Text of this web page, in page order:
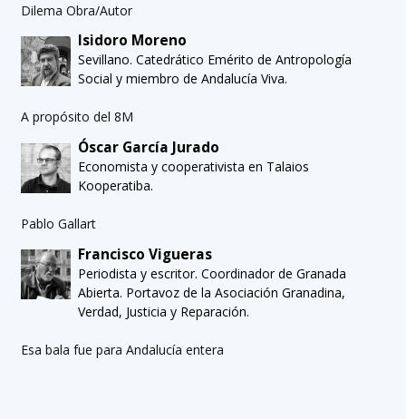
Dilema Obra/Autor
Isidoro Moreno
Sevillano. Catedrático Emérito de Antropología
Social y miembro de Andalucía Viva.
A propósito del 8M
Óscar García Jurado
Economista y cooperativista en Talaios
Kooperatiba.
Pablo Gallart
Francisco Vigueras
Periodista y escritor. Coordinador de Granada
Abierta. Portavoz de la Asociación Granadina,
Verdad, Justicia y Reparación.
Esa bala fue para Andalucía entera